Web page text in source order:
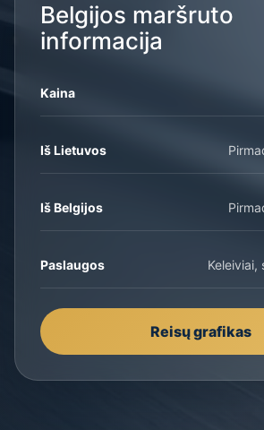
Belgijos maršruto
informacija
Kaina
Iš Lietuvos
Iš Belgijos
Paslaugos Keleiviai,
Reisų grafikas